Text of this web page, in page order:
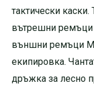
тактически
вътрешни ремъци
външни ремъци
екипировка.
дръжка за лесно